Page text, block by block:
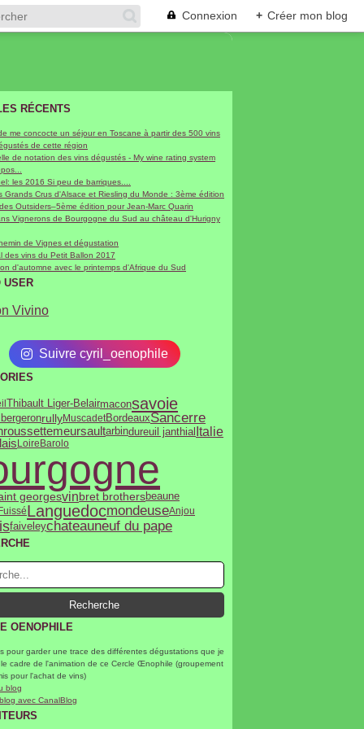
Connexion + Créer mon blog
RÉCENTS
me concocte un séjour en Toscane à partir des 500 vins
de cette région
de notation des vins dégustés - My wine rating system
les 2016 Si peu de barriques....
Grands Crus d'Alsace et Riesling du Monde : 3ème édition
Outsiders–5ème édition pour Jean-Marc Quarin
Vignerons de Bourgogne du Sud au château d'Hurigny
de Vignes et dégustation
des vins du Petit Ballon 2017
d'automne avec le printemps d'Afrique du Sud
USER
Vivino
Suivre cyril_oenophile
Thibault Liger-Belairmaconsavoie
rullyMuscadetBordeauxSancerre
roussettemeursaultarbindureuil janthialItalie
Loire Barolo
georgesvinbret brothersbeaune
LanguedocmondeuseAnjou
faiveleychateauneuf du pape
OENOPHILE
pour garder une trace des différentes dégustations que je
cadre de l'animation de ce Cercle Œnophile (groupement
pour l'achat de vins)
blog
avec CanalBlog